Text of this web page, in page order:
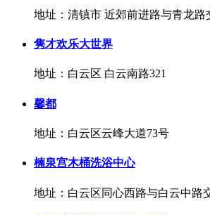
地址：清镇市 近郊前进路与青龙路
隽才欢乐大世界
地址：白云区 白云南路321
馨都
地址：白云区云峰大道73号
楠泉宫木桶洗浴中心
地址：白云区同心西路与白云中路